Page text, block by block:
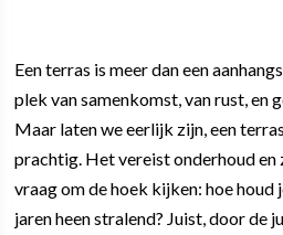
Een terras is meer dan een
plek van samenkomst, van rust, en
Maar laten we eerlijk zijn, een
prachtig. Het vereist onderhoud en
vraag om de hoek kijken: hoe houd
jaren heen stralend? Juist, door de